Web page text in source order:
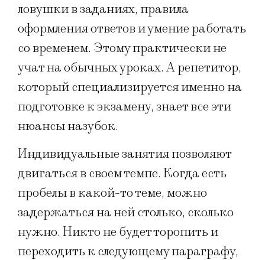
ловушки в заданиях, правила
оформления ответов и умение работать
со временем. Этому практически не
учат на обычных уроках. А репетитор,
который специализируется именно на
подготовке к экзамену, знает все эти
нюансы назубок.
Индивидуальные занятия позволяют
двигаться в своем темпе. Когда есть
пробелы в какой-то теме, можно
задержаться на ней столько, сколько
нужно. Никто не будет торопить и
переходить к следующему параграфу,